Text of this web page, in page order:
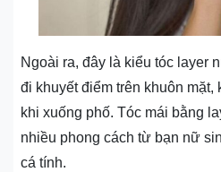
Ngoài ra, đây là kiểu tóc layer
đi khuyết điểm trên khuôn
khi xuống phố. Tóc mái bằng
nhiều phong cách từ bạn nữ
cá tính.